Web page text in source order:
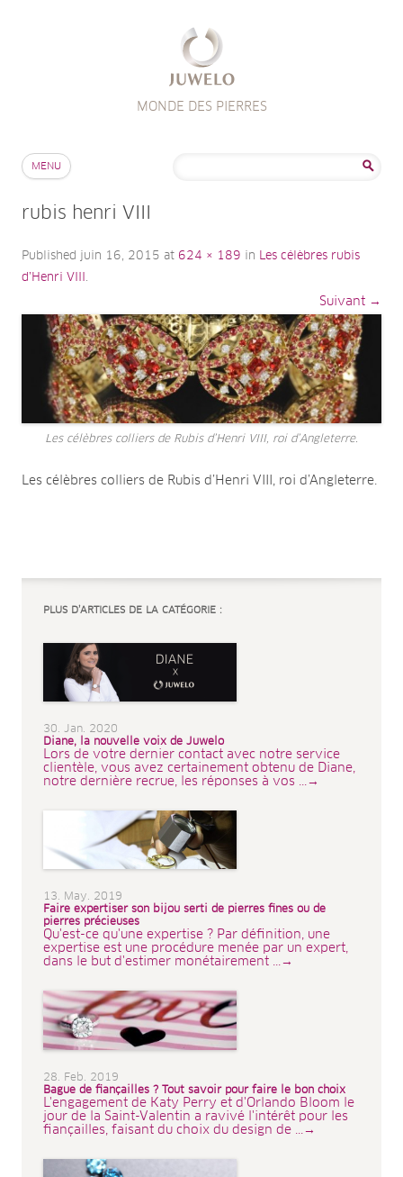
MONDE DES PIERRES
MENU
rubis henri VIII
Published juin 16, 2015 at 624 × 189 in Les célèbres rubis
d’Henri VIII .
Suivant →
Les célèbres colliers de Rubis d’Henri VIII, roi d’Angleterre.
Les célèbres colliers de Rubis d’Henri VIII, roi d’Angleterre.
PLUS D’ARTICLES DE LA CATÉGORIE :
30. Jan. 2020
Diane, la nouvelle voix de Juwelo
Lors de votre dernier contact avec notre service
clientèle, vous avez certainement obtenu de Diane,
notre dernière recrue, les réponses à vos ...→
13. May. 2019
Faire expertiser son bijou serti de pierres fines ou de
pierres précieuses
Qu'est-ce qu'une expertise ? Par définition, une
expertise est une procédure menée par un expert,
dans le but d'estimer monétairement ...→
28. Feb. 2019
Bague de fiançailles ? Tout savoir pour faire le bon choix
L'engagement de Katy Perry et d'Orlando Bloom le
jour de la Saint-Valentin a ravivé l'intérêt pour les
fiançailles, faisant du choix du design de ...→